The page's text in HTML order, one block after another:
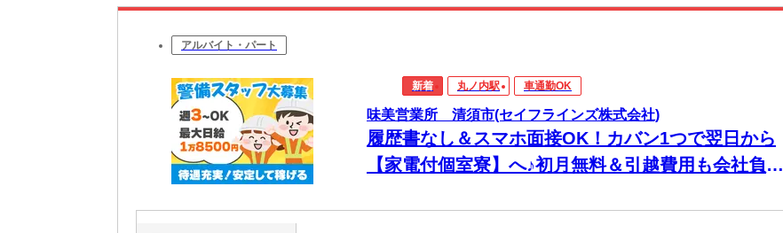
アルバイト・パート
新着 丸ノ内駅 車通勤OK
味美営業所 清須市(セイフラインズ株式会社)
履歴書なし＆スマホ面接OK！カバン1つで翌日から
【家電付個室寮】へ♪初月無料＆引越費用も会社負担